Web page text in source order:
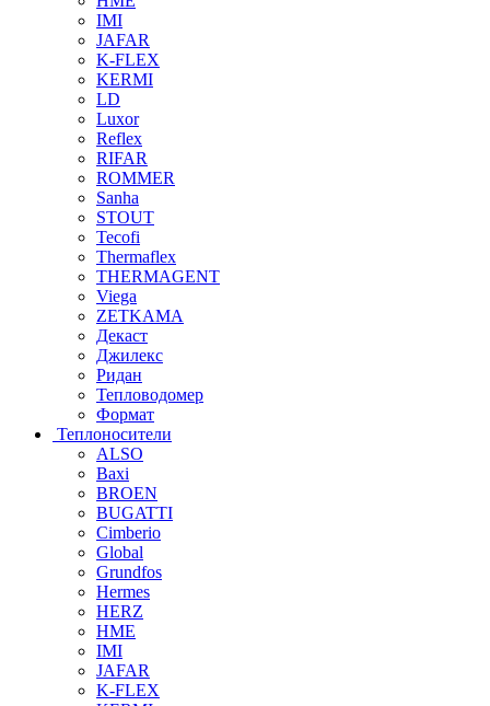
IMI
JAFAR
K-FLEX
KERMI
LD
Luxor
Reflex
RIFAR
ROMMER
Sanha
STOUT
Tecofi
Thermaflex
THERMAGENT
Viega
ZETKAMA
Декаст
Джилекс
Ридан
Тепловодомер
Формат
Теплоносители
ALSO
Baxi
BROEN
BUGATTI
Cimberio
Global
Grundfos
Hermes
HERZ
HME
IMI
JAFAR
K-FLEX